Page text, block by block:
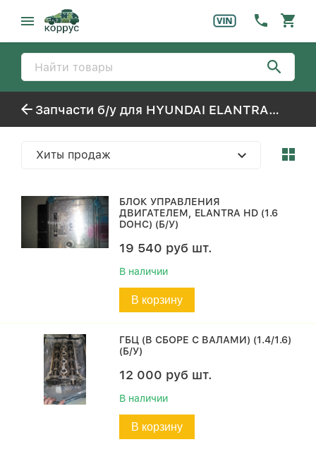
Запчасти б/у для HYUNDAI ELANTRA-HD (2006-)
Хиты продаж
БЛОК УПРАВЛЕНИЯ
ДВИГАТЕЛЕМ, ELANTRA HD (1.6
DOHC) (Б/У)
19 540 руб шт.
В наличии
В корзину
ГБЦ (В СБОРЕ С ВАЛАМИ) (1.4/1.6)
(Б/У)
12 000 руб шт.
В наличии
В корзину